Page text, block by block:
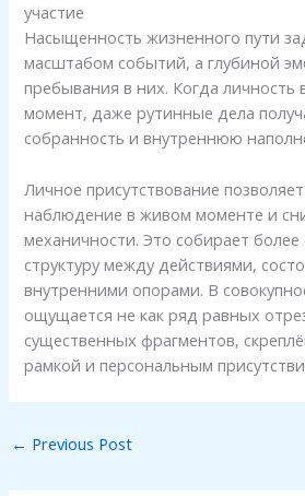
участие
Насыщенность жизненного пути
масштабом событий, а глубиной
пребывания в них. Когда личность
момент, даже рутинные дела
собранность и внутреннюю
Личное присутствование
наблюдение в живом моменте и
механичности. Это собирает
структуру между действиями,
внутренними опорами. В
ощущается не как ряд равных
существенных фрагментов,
рамкой и персональным
← Previous Post